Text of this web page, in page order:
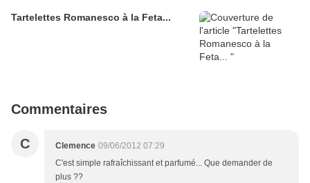
Tartelettes Romanesco à la Feta...
Commentaires
C Clemence 09/06/2012 07:29
C'est simple rafraîchissant et parfumé... Que demander de
plus ??